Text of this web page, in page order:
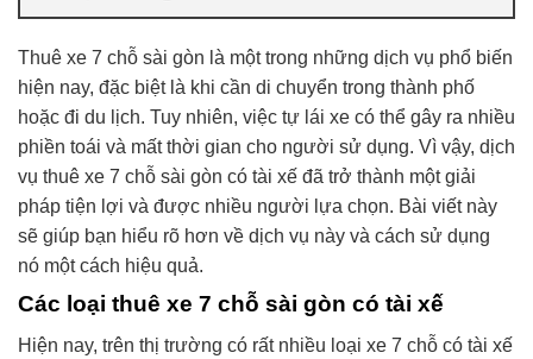
Thuê xe 7 chỗ sài gòn là một trong những dịch vụ phổ biến
hiện nay, đặc biệt là khi cần di chuyển trong thành phố
hoặc đi du lịch. Tuy nhiên, việc tự lái xe có thể gây ra nhiều
phiền toái và mất thời gian cho người sử dụng. Vì vậy, dịch
vụ thuê xe 7 chỗ sài gòn có tài xế đã trở thành một giải
pháp tiện lợi và được nhiều người lựa chọn. Bài viết này
sẽ giúp bạn hiểu rõ hơn về dịch vụ này và cách sử dụng
nó một cách hiệu quả.
Các loại thuê xe 7 chỗ sài gòn có tài xế
Hiện nay, trên thị trường có rất nhiều loại xe 7 chỗ có tài xế